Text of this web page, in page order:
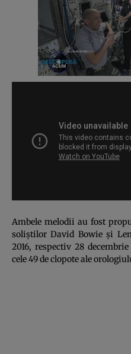
Ambele melodii au fost
soliştilor David Bowie şi
2016, respectiv 28
cele 49 de clopote ale